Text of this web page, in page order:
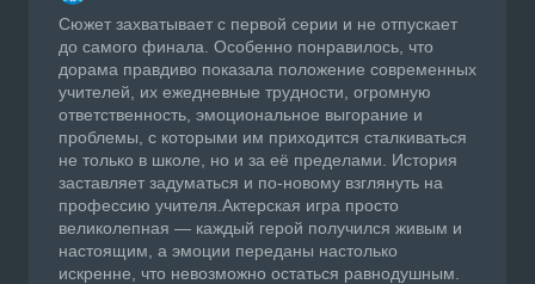
Сюжет захватывает с первой серии и не отпускает
до самого финала. Особенно понравилось, что
дорама правдиво показала положение современных
учителей, их ежедневные трудности, огромную
ответственность, эмоциональное выгорание и
проблемы, с которыми им приходится сталкиваться
не только в школе, но и за её пределами. История
заставляет задуматься и по-новому взглянуть на
профессию учителя.Актерская игра просто
великолепная — каждый герой получился живым и
настоящим, а эмоции переданы настолько
искренне, что невозможно остаться равнодушным.